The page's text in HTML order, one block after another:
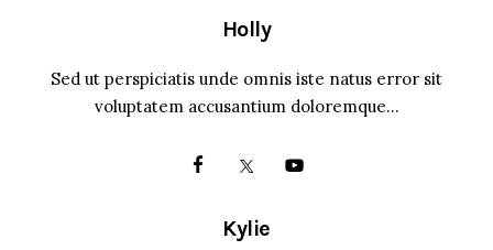
Holly
Sed ut perspiciatis unde omnis iste natus error sit
voluptatem accusantium doloremque…
facebooktwitter-youtube-
Kylie